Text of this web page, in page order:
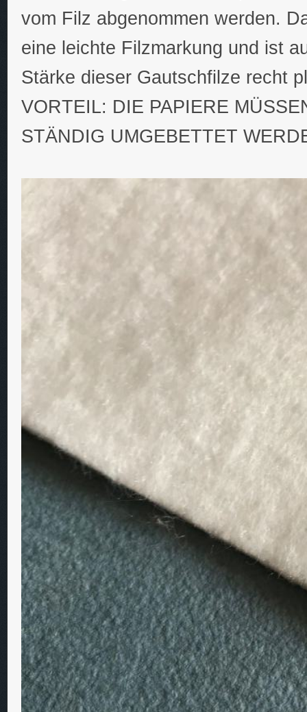
vom Filz abgenommen werden.
eine leichte Filzmarkung und ist
Stärke dieser Gautschfilze recht
VORTEIL: DIE PAPIERE
STÄNDIG UMGEBETTET